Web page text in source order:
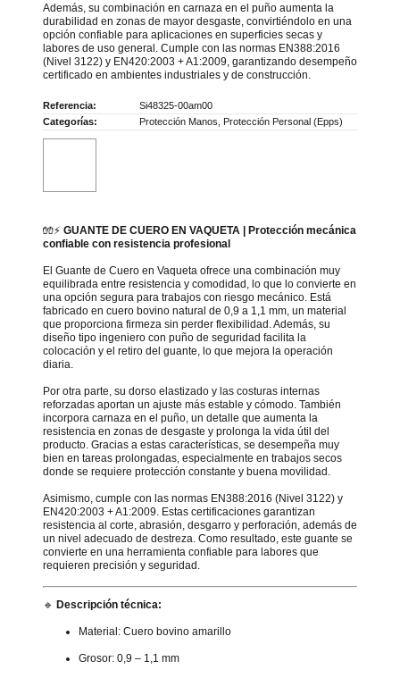
Además, su combinación en carnaza en el puño aumenta la
durabilidad en zonas de mayor desgaste, convirtiéndolo en una
opción confiable para aplicaciones en superficies secas y
labores de uso general. Cumple con las normas EN388:2016
(Nivel 3122) y EN420:2003 + A1:2009, garantizando desempeño
certificado en ambientes industriales y de construcción.
Referencia:
Si48325-00am00
Categorías:
Protección Manos Protección Personal (Epps)
🧤⚡ GUANTE DE CUERO EN VAQUETA | Protección mecánica
confiable con resistencia profesional
El Guante de Cuero en Vaqueta ofrece una combinación muy
equilibrada entre resistencia y comodidad, lo que lo convierte en
una opción segura para trabajos con riesgo mecánico. Está
fabricado en cuero bovino natural de 0,9 a 1,1 mm, un material
que proporciona firmeza sin perder flexibilidad. Además, su
diseño tipo ingeniero con puño de seguridad facilita la
colocación y el retiro del guante, lo que mejora la operación
diaria.
Por otra parte, su dorso elastizado y las costuras internas
reforzadas aportan un ajuste más estable y cómodo. También
incorpora carnaza en el puño, un detalle que aumenta la
resistencia en zonas de desgaste y prolonga la vida útil del
producto. Gracias a estas características, se desempeña muy
bien en tareas prolongadas, especialmente en trabajos secos
donde se requiere protección constante y buena movilidad.
Asimismo, cumple con las normas EN388:2016 (Nivel 3122) y
EN420:2003 + A1:2009. Estas certificaciones garantizan
resistencia al corte, abrasión, desgarro y perforación, además de
un nivel adecuado de destreza. Como resultado, este guante se
convierte en una herramienta confiable para labores que
requieren precisión y seguridad.
🔹 Descripción técnica:
Material: Cuero bovino amarillo
Grosor: 0,9 – 1,1 mm